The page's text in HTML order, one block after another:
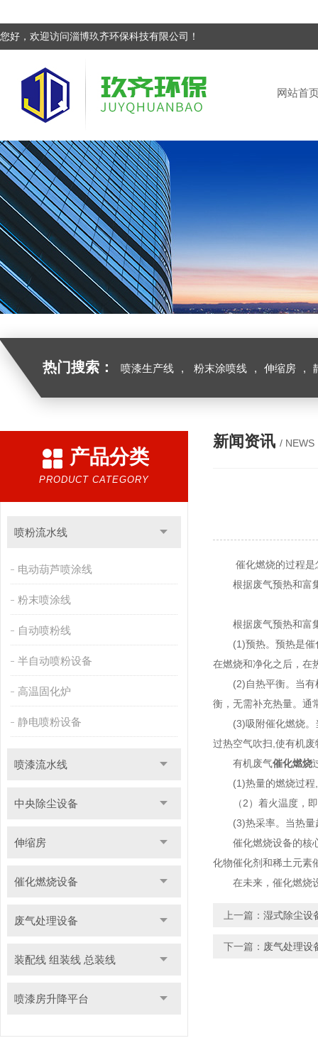
您好，欢迎访问淄博玖齐环保科技有限公司！
网站首
热门搜索： 喷漆生产线 , 粉末涂喷线 , 伸缩房 ,
产品分类
PRODUCT CATEGORY
喷粉流水线
电动葫芦喷涂线
粉末喷涂线
自动喷粉线
半自动喷粉设备
高温固化炉
静电喷粉设备
喷漆流水线
中央除尘设备
伸缩房
催化燃烧设备
废气处理设备
装配线 组装线 总装线
喷漆房升降平台
新闻资讯 / NEWS
催化燃烧的过程是
根据废气预热和富
根据废气预热和富集
(1)预热。预热是催化
在燃烧和净化之后，在
(2)自热平衡。当有机
衡，无需补充热量。通
(3)吸附催化燃烧。当
过热空气吹扫,使有机
有机废气催化燃烧
(1)热量的燃烧过程,
（2）着火温度，即
(3)热采率。当热量超
催化燃烧设备的核心
化物催化剂和稀土元素
在未来，催化燃烧设
上一篇： 湿式除尘设
下一篇： 废气处理设